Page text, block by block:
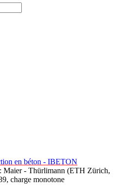
en béton - IBETON
Maier - Thürlimann (ETH Zürich,
charge monotone